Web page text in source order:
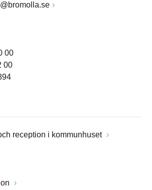
00
00
reception i kommunhuset